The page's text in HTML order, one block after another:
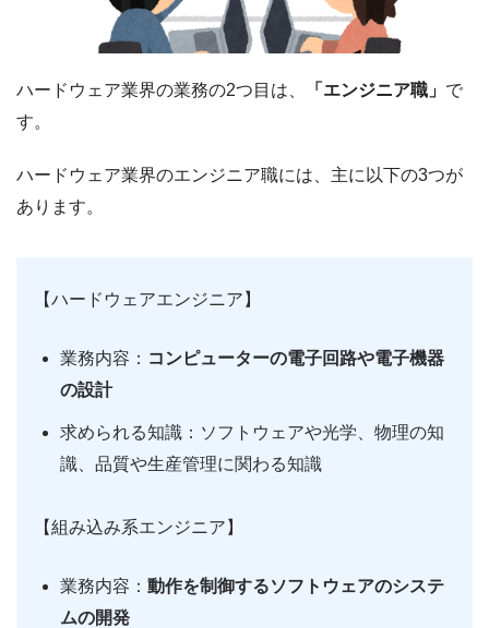
ハードウェア業界の業務の2つ目は、 「エンジニア職」 で
す。
ハードウェア業界のエンジニア職には、主に以下の3つが
あります。
【ハードウェアエンジニア】
業務内容： コンピューターの電子回路や電子機器
の設計
求められる知識：ソフトウェアや光学、物理の知
識、品質や生産管理に関わる知識
【組み込み系エンジニア】
業務内容： 動作を制御するソフトウェアのシステ
ムの開発